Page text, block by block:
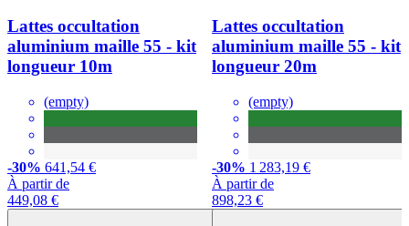
Lattes occultation
aluminium maille 55 - kit
longueur 10m
(empty)
-30% 641,54 €
À partir de
449,08 €
Lattes occultation
aluminium maille 55 - kit
longueur 20m
(empty)
-30% 1 283,19 €
À partir de
898,23 €